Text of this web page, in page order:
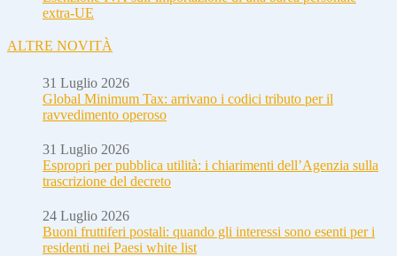
extra-UE
ALTRE NOVITÀ
31 Luglio 2026
Global Minimum Tax: arrivano i codici tributo per il
ravvedimento operoso
31 Luglio 2026
Espropri per pubblica utilità: i chiarimenti dell’Agenzia sulla
trascrizione del decreto
24 Luglio 2026
Buoni fruttiferi postali: quando gli interessi sono esenti per i
residenti nei Paesi white list